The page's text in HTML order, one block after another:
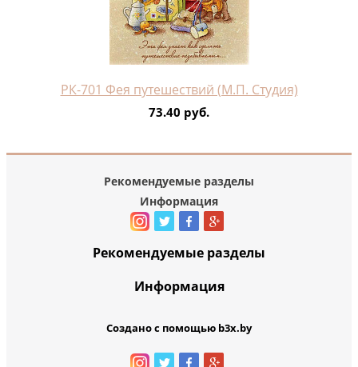
РК-701 Фея путешествий (М.П. Студия)
73.40 руб.
Рекомендуемые разделы
Информация
Рекомендуемые разделы
Информация
Создано с помощью b3x.by